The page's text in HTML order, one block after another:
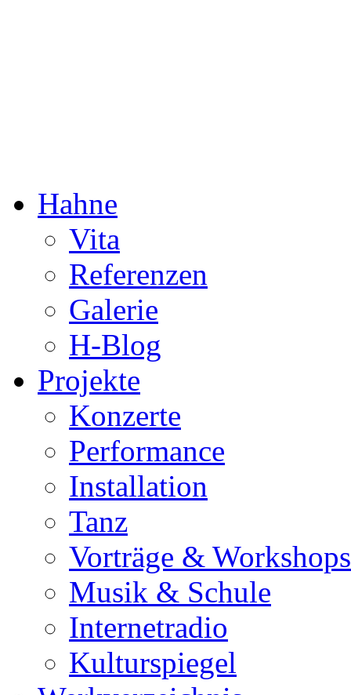
Hahne
Vita
Referenzen
Galerie
H-Blog
Projekte
Konzerte
Performance
Installation
Tanz
Vorträge & Workshops
Musik & Schule
Internetradio
Kulturspiegel